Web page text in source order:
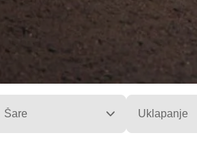
Šare Uklapanje